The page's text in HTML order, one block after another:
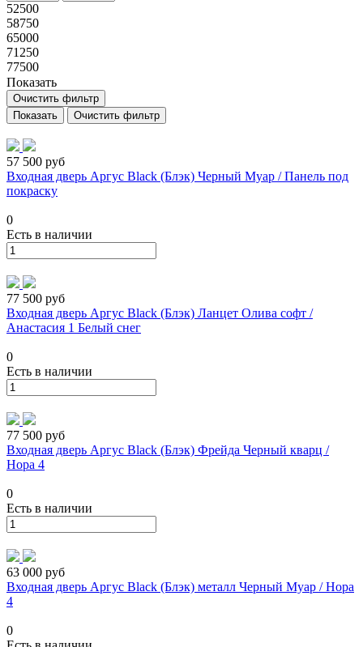
52500
58750
65000
71250
77500
Показать
Очистить фильтр
Очистить фильтр
57 500 руб
Входная дверь Аргус Black (Блэк) Черный Муар / Панель под
покраску
0
Есть в наличии
77 500 руб
Входная дверь Аргус Black (Блэк) Ланцет Олива софт /
Анастасия 1 Белый снег
0
Есть в наличии
77 500 руб
Входная дверь Аргус Black (Блэк) Фрейда Черный кварц /
Нора 4
0
Есть в наличии
63 000 руб
Входная дверь Аргус Black (Блэк) металл Черный Муар / Нора
4
0